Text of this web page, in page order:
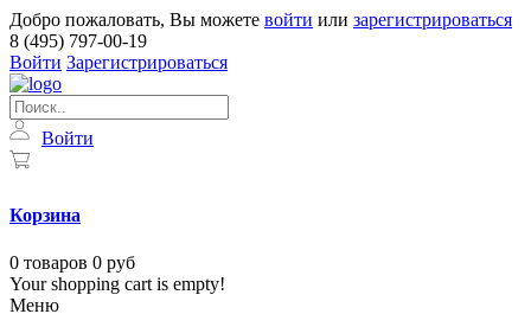
Добро пожаловать, Вы можете войти или зарегистрироваться
8 (495) 797-00-19
Войти Зарегистрироваться
Войти
Корзина
0 товаров 0 руб
Your shopping cart is empty!
Меню